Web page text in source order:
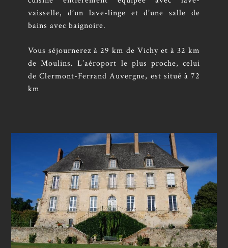
vaisselle, d’un lave-linge et d’une salle de
bains avec baignoire.
Vous séjournerez à 29 km de Vichy et à 32 km
de Moulins. L’aéroport le plus proche, celui
de Clermont-Ferrand Auvergne, est situé à 72
km